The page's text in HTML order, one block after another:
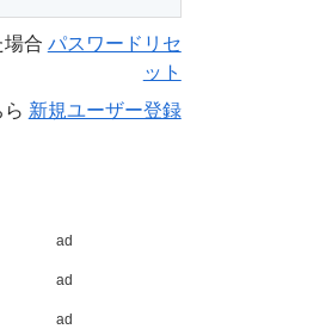
合 パスワードリセ
ット
新規ユーザー登録
ad
ad
ad